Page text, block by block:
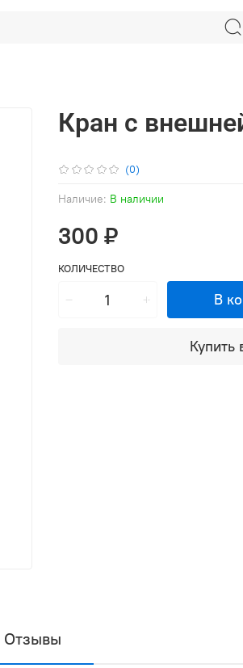
(0)
Наличие: В наличии
Кран с
300 ₽
КОЛИЧЕСТВО
В
Купить
Отзывы